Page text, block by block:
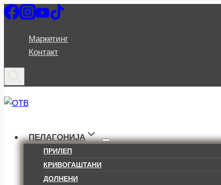
Skip
to
contentМаркетинг
Контакт
ПЕЛАГОНИЈА
ПРИЛЕП
КРИВОГАШТАНИ
ДОЛНЕНИ